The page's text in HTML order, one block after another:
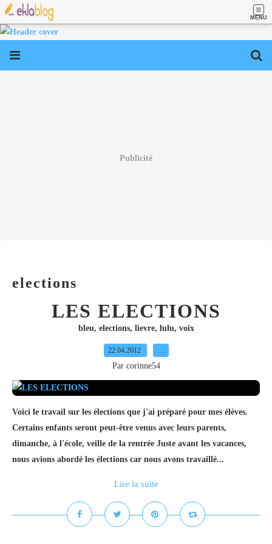
MENU
Publicité
elections
LES ELECTIONS
bleu, elections, lievre, lulu, voix
22.04.2012 …
Par corinne54
Voici le travail sur les élections que j'ai préparé pour mes élèves.
Certains enfants seront peut-être venus avec leurs parents,
dimanche, à l'école, veille de la rentrée Juste avant les vacances,
nous avions abordé les élections car nous avons travaillé...
Lire la suite